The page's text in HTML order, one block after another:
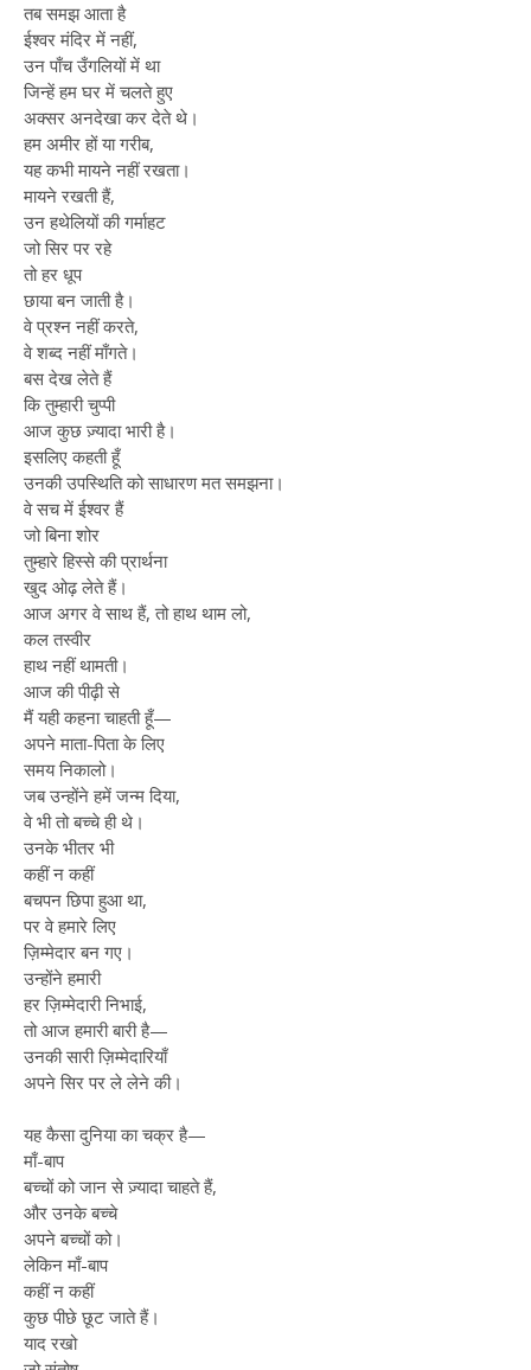
तब समझ आता है
ईश्वर मंदिर में नहीं,
उन पाँच उँगलियों में था
जिन्हें हम घर में चलते हुए
अक्सर अनदेखा कर देते थे।
हम अमीर हों या गरीब,
यह कभी मायने नहीं रखता।
मायने रखती हैं,
उन हथेलियों की गर्माहट
जो सिर पर रहे
तो हर धूप
छाया बन जाती है।
वे प्रश्न नहीं करते,
वे शब्द नहीं माँगते।
बस देख लेते हैं
कि तुम्हारी चुप्पी
आज कुछ ज़्यादा भारी है।
इसलिए कहती हूँ
उनकी उपस्थिति को साधारण मत समझना।
वे सच में ईश्वर हैं
जो बिना शोर
तुम्हारे हिस्से की प्रार्थना
खुद ओढ़ लेते हैं।
आज अगर वे साथ हैं, तो हाथ थाम लो,
कल तस्वीर
हाथ नहीं थामती।
आज की पीढ़ी से
मैं यही कहना चाहती हूँ—
अपने माता-पिता के लिए
समय निकालो।
जब उन्होंने हमें जन्म दिया,
वे भी तो बच्चे ही थे।
उनके भीतर भी
कहीं न कहीं
बचपन छिपा हुआ था,
पर वे हमारे लिए
ज़िम्मेदार बन गए।
उन्होंने हमारी
हर ज़िम्मेदारी निभाई,
तो आज हमारी बारी है—
उनकी सारी ज़िम्मेदारियाँ
अपने सिर पर ले लेने की।
यह कैसा दुनिया का चक्र है—
माँ-बाप
बच्चों को जान से ज़्यादा चाहते हैं,
और उनके बच्चे
अपने बच्चों को।
लेकिन माँ-बाप
कहीं न कहीं
कुछ पीछे छूट जाते हैं।
याद रखो